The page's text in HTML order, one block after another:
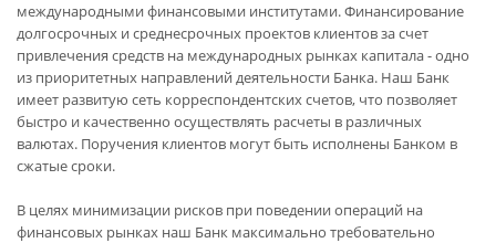
международными финансовыми институтами. Финансирование
долгосрочных и среднесрочных проектов клиентов за счет
привлечения средств на международных рынках капитала - одно
из приоритетных направлений деятельности Банка. Наш Банк
имеет развитую сеть корреспондентских счетов, что позволяет
быстро и качественно осуществлять расчеты в различных
валютах. Поручения клиентов могут быть исполнены Банком в
сжатые сроки.
В целях минимизации рисков при поведении операций на
финансовых рынках наш Банк максимально требовательно